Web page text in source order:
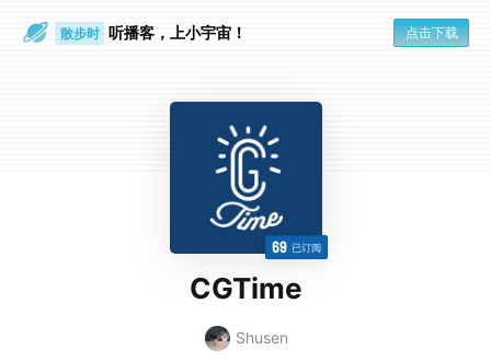
散步时 听播客，上小宇宙！ 点击下载
69 已订阅
CGTime
Shusen